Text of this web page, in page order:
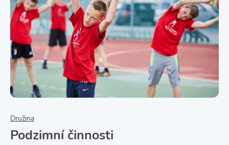
Družina
Podzimní činnosti